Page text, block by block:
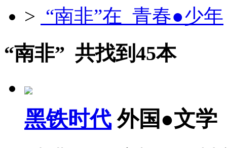
> “南非”在 青春●少年
“南非” 共找到45本
黑铁时代 外国●文学